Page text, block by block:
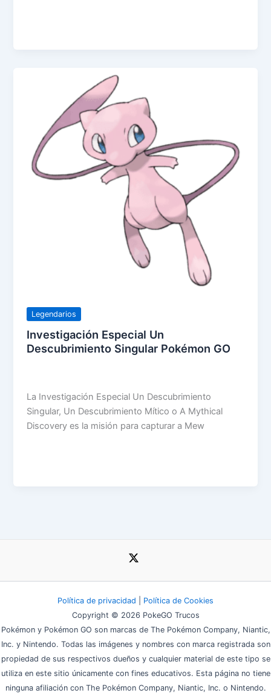
Legendarios
Investigación Especial Un
Descubrimiento Singular Pokémon GO
La Investigación Especial Un Descubrimiento
Singular, Un Descubrimiento Mítico o A Mythical
Discovery es la misión para capturar a Mew
Política de privacidad
Política de Cookies
Copyright © 2026 PokeGO Trucos
Pokémon y Pokémon GO son marcas de The Pokémon Company, Niantic,
Inc. y Nintendo. Todas las imágenes y nombres con marca registrada son
propiedad de sus respectivos dueños y cualquier material de este tipo se
utiliza en este sitio únicamente con fines educativos. Esta página no tiene
ninguna afiliación con The Pokémon Company, Niantic, Inc. o Nintendo.